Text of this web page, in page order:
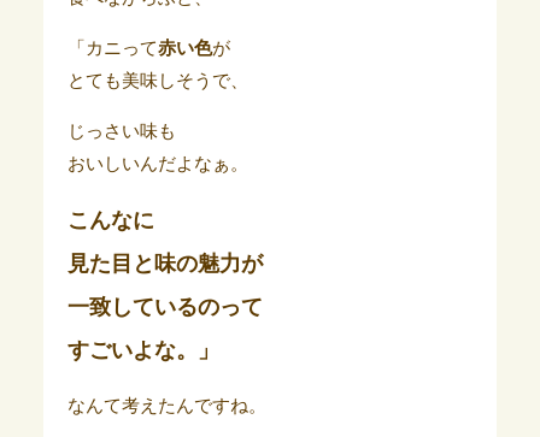
「カニって赤い色が
とても美味しそうで、
じっさい味も
おいしいんだよなぁ。
こんなに
見た目と味の魅力が
一致しているのって
すごいよな。」
なんて考えたんですね。